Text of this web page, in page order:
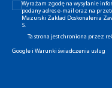
Wyrażam zgodę na wysyłanie
podany adres e-mail oraz na
Mazurski Zakład Doskonalenia
5.
Ta strona jest chroniona przez
Googlei Warunki świadczenia usług